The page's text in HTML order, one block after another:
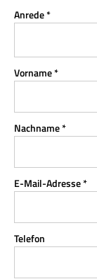
Anrede *
Vorname *
Nachname *
E-Mail-Adresse *
Telefon